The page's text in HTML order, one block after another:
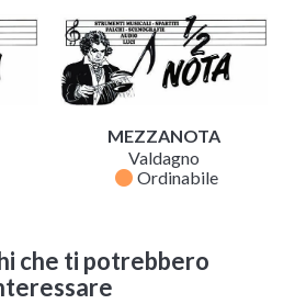
MEZZANOTA
Valdagno
fiber_manual_record Ordinabile
che ti potrebbero